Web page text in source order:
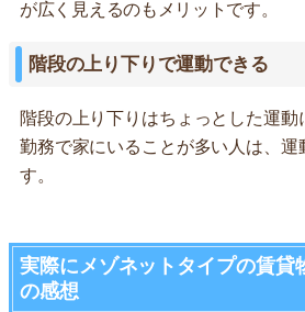
が広く見えるのもメリットです。
階段の上り下りで運動できる
階段の上り下りはちょっとした運
勤務で家にいることが多い人は、運
す。
実際にメゾネットタイプの賃貸
の感想